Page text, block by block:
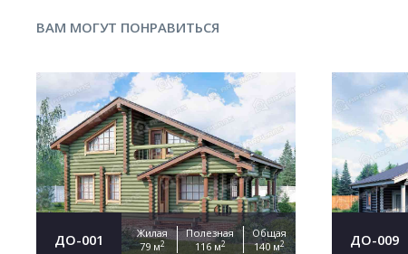
ВАМ МОГУТ ПОНРАВИТЬСЯ
ДО-001
Жилая
79 м2
Полезная
116 м2
Общая
140 м2 ДО-009